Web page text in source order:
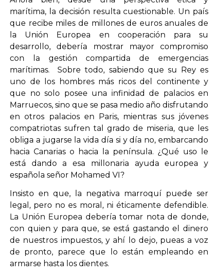
marítima, la decisión resulta cuestionable. Un país
que recibe miles de millones de euros anuales de
la Unión Europea en cooperación para su
desarrollo, debería mostrar mayor compromiso
con la gestión compartida de emergencias
marítimas. Sobre todo, sabiendo que su Rey es
uno de los hombres más ricos del continente y
que no solo posee una infinidad de palacios en
Marruecos, sino que se pasa medio año disfrutando
en otros palacios en Paris, mientras sus jóvenes
compatriotas sufren tal grado de miseria, que les
obliga a jugarse la vida día si y día no, embarcando
hacia Canarias o hacia la península. ¿Qué uso le
está dando a esa millonaria ayuda europea y
española señor Mohamed VI?
Insisto en que, la negativa marroquí puede ser
legal, pero no es moral, ni éticamente defendible.
La Unión Europea debería tomar nota de donde,
con quien y para que, se está gastando el dinero
de nuestros impuestos, y ahí lo dejo, pueas a voz
de pronto, parece que lo están empleando en
armarse hasta los dientes.